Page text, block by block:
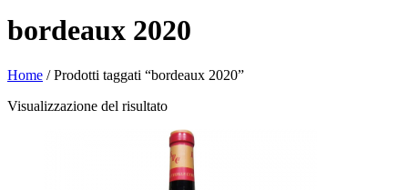
bordeaux 2020
Home / Prodotti taggati “bordeaux 2020”
Visualizzazione del risultato